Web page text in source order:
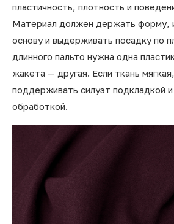
пластичность, плотность и
Материал должен держать форму,
основу и выдерживать посадку по
длинного пальто нужна одна
жакета — другая. Если ткань
поддерживать силуэт подкладкой и
обработкой.